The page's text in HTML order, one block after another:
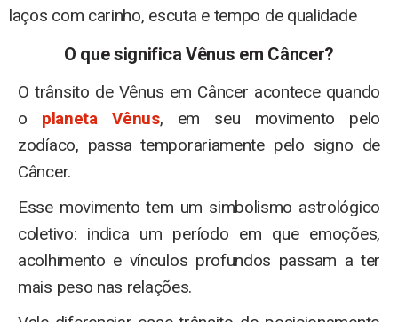
laços com carinho, escuta e tempo de qualidade
O que significa Vênus em Câncer?
O trânsito de Vênus em Câncer acontece quando
o planeta Vênus, em seu movimento pelo
zodíaco, passa temporariamente pelo signo de
Câncer.
Esse movimento tem um simbolismo astrológico
coletivo: indica um período em que emoções,
acolhimento e vínculos profundos passam a ter
mais peso nas relações.